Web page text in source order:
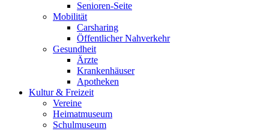
Senioren-Seite
Mobilität
Carsharing
Öffentlicher Nahverkehr
Gesundheit
Ärzte
Krankenhäuser
Apotheken
Kultur & Freizeit
Vereine
Heimatmuseum
Schulmuseum